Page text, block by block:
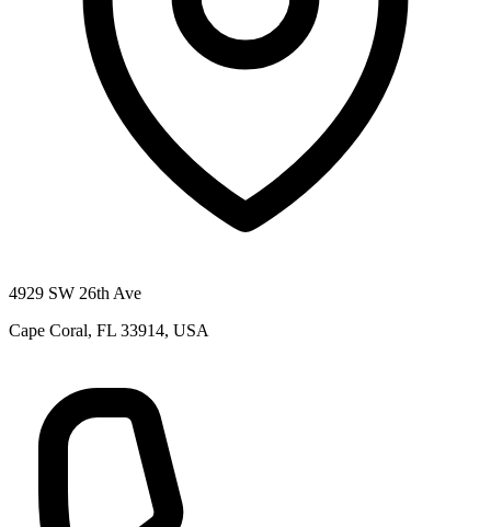
4929 SW 26th Ave
Cape Coral, FL 33914, USA